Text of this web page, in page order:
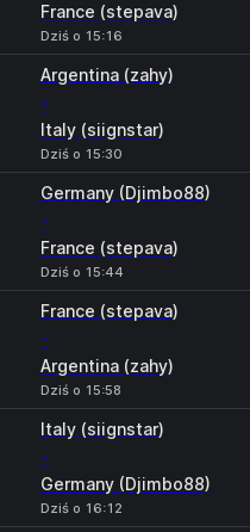
France (stepava)
Dziś o 15:16
Argentina (zahy)
-
Italy (siignstar)
Dziś o 15:30
Germany (Djimbo88)
-
France (stepava)
Dziś o 15:44
France (stepava)
-
Argentina (zahy)
Dziś o 15:58
Italy (siignstar)
-
Germany (Djimbo88)
Dziś o 16:12